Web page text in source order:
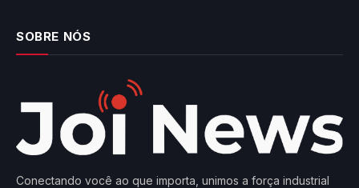
SOBRE NÓS
Conectando você ao que importa, unimos a força industrial